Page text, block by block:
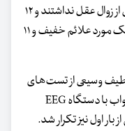
گرفتند. در این مطالعه ۸۸ نفر هیچ نشانه‌ای از زوال عقل نداشتند و ۱۲
نفر داری این نشانه‌ها بودند. از میان ۱۲ نفر یک مورد علائم خفیف و ۱۱
طیف وسیعی از تست‌های
شناختی و روانشناسی شرکت کنند. میزان خواب با دستگاه EEG
اول نیز تکرار شد.